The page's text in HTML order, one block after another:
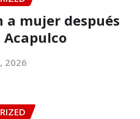
mujer después
2026